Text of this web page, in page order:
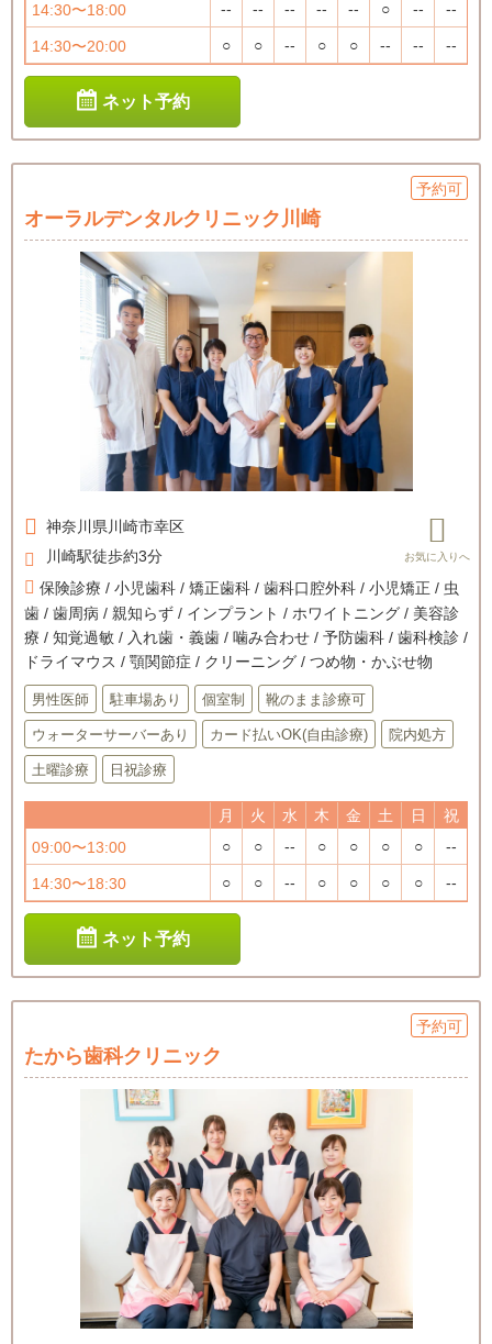
14:30〜18:00 -- -- -- -- -- ○ -- --
14:30〜20:00 ○ ○ -- ○ ○ -- -- --
ネット予約
予約可
オーラルデンタルクリニック川崎
神奈川県川崎市幸区
川崎駅徒歩約3分
保険診療 / 小児歯科 / 矯正歯科 / 歯科口腔外科 / 小児矯正 / 虫
歯 / 歯周病 / 親知らず / インプラント / ホワイトニング / 美容診
療 / 知覚過敏 / 入れ歯・義歯 / 噛み合わせ / 予防歯科 / 歯科検診 /
ドライマウス / 顎関節症 / クリーニング / つめ物・かぶせ物
男性医師 駐車場あり 個室制 靴のまま診療可
ウォーターサーバーあり カード払いOK(自由診療) 院内処方
土曜診療 日祝診療
月 火 水 木 金 土 日
祝
09:00〜13:00
○ ○ -- ○ ○ ○ ○ --
14:30〜18:30 ○ ○ -- ○ ○ ○ ○ --
ネット予約
予約可
たから歯科クリニック